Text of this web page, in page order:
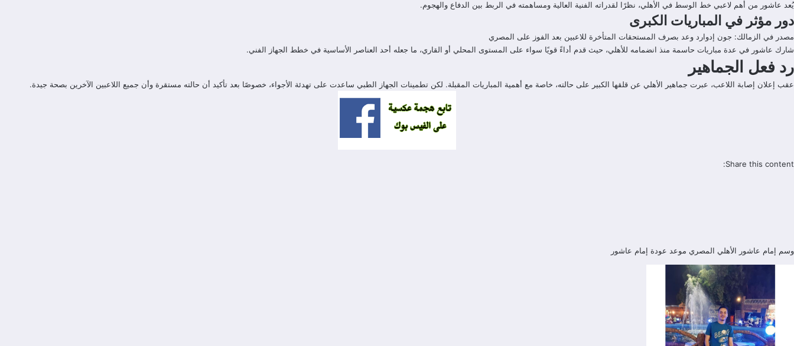
يُعد عاشور من أهم لاعبي خط الوسط في الأهلي، نظرًا لقدراته الفنية العالية ومساهمته في الربط بين الدفاع والهجوم.
دور مؤثر في المباريات الكبرى
مصدر في الزمالك: جون إدوارد وعد بصرف المستحقات المتأخرة للاعبين بعد الفوز على المصري
شارك عاشور في عدة مباريات حاسمة منذ انضمامه للأهلي، حيث قدم أداءً قويًا سواء على المستوى المحلي أو القاري، ما جعله أحد العناصر الأساسية في خطط الجهاز الفني.
رد فعل الجماهير
عقب إعلان إصابة اللاعب، عبرت جماهير الأهلي عن قلقها الكبير على حالته، خاصة مع أهمية المباريات المقبلة. لكن تطمينات الجهاز الطبي ساعدت على تهدئة الأجواء، خصوصًا بعد تأكيد أن حالته مستقرة وأن جميع اللاعبين الآخرين بصحة جيدة.
Share this content:
وسم إمام عاشور الأهلي المصري موعد عودة إمام عاشور